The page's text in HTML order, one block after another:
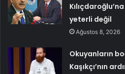
yeterli değil
Ağustos 8, 2026
Okuyanların
Kaşıkçı’nın